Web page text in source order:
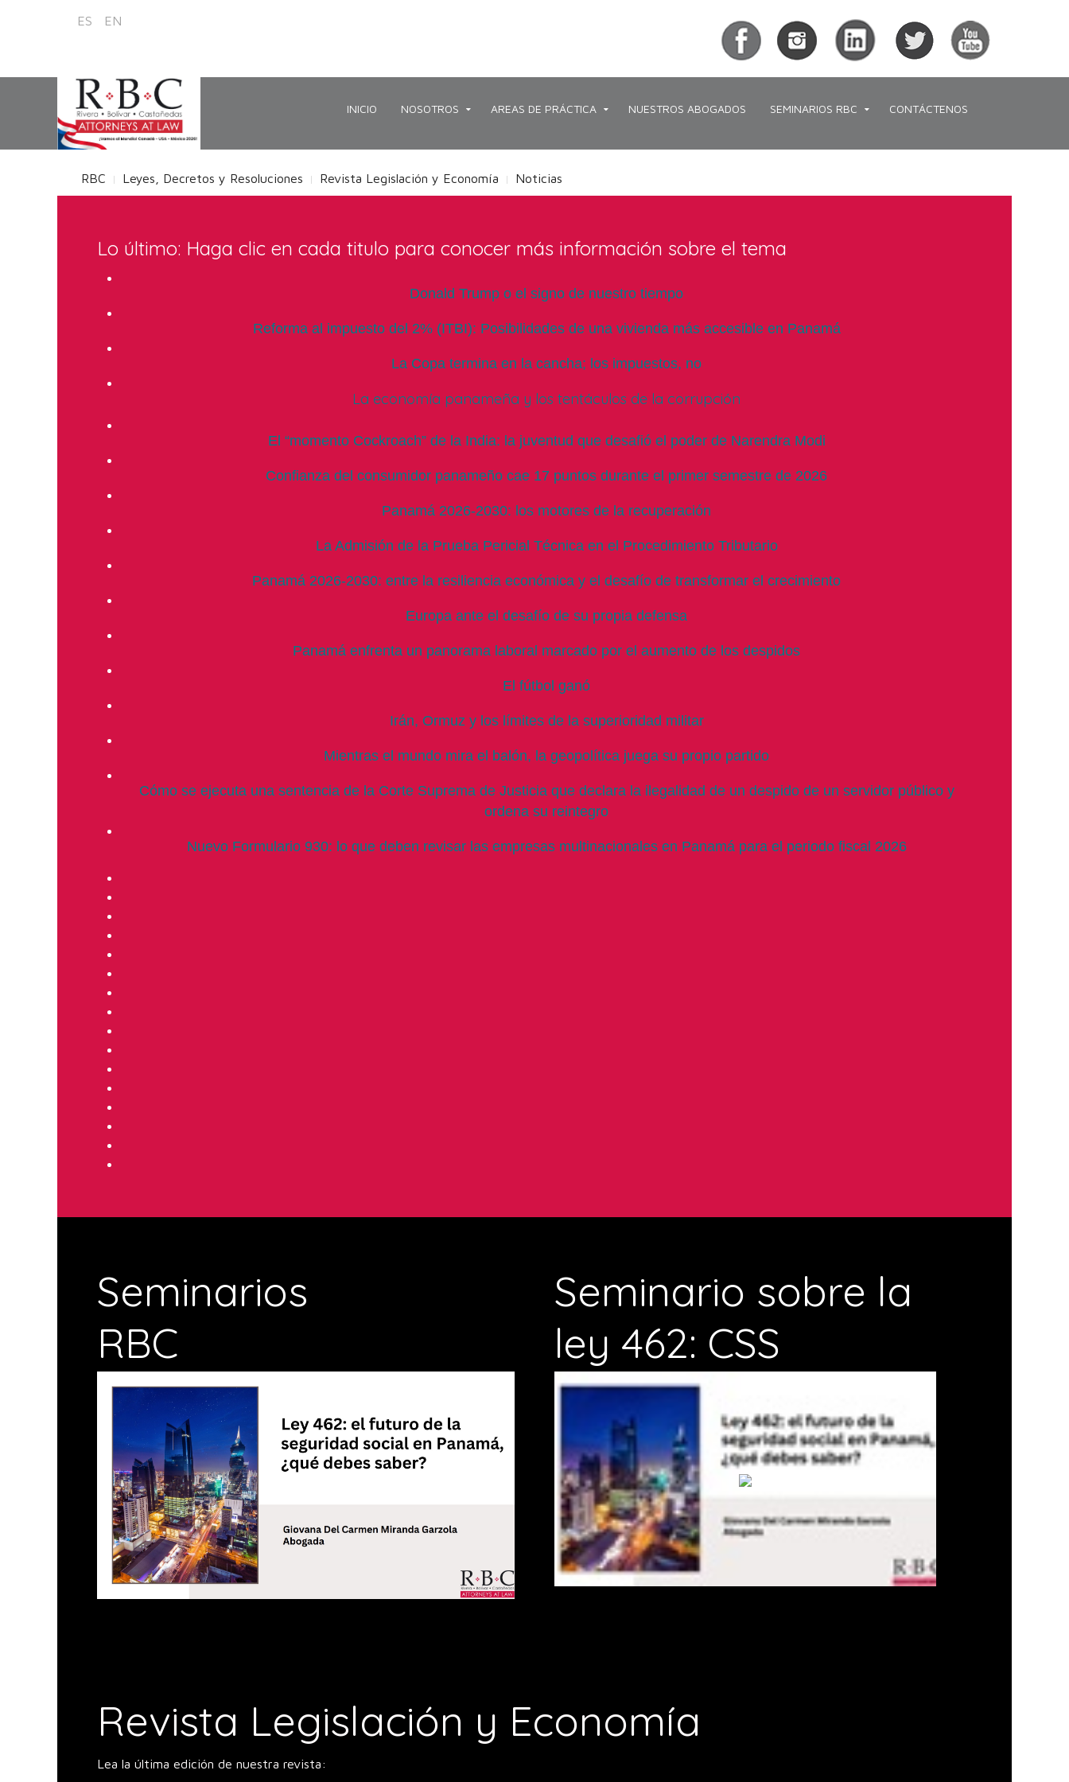
ES EN
INICIO NOSOTROS AREAS DE PRÁCTICA NUESTROS ABOGADOS SEMINARIOS RBC CONTÁCTENOS
RBC Leyes, Decretos y Resoluciones Revista Legislación y Economía Noticias
Lo último: Haga clic en cada titulo para conocer más información sobre el tema
Donald Trump o el signo de nuestro tiempo
Reforma al impuesto del 2% (ITBI): Posibilidades de una vivienda más accesible en Panamá
La Copa termina en la cancha; los impuestos, no
La economía panameña y los tentáculos de la corrupción
El “momento Cockroach” de la India: la juventud que desafió el poder de Narendra Modi
Confianza del consumidor panameño cae 17 puntos durante el primer semestre de 2026
Panamá 2026-2030: los motores de la recuperación
La Admisión de la Prueba Pericial Técnica en el Procedimiento Tributario
Panamá 2026-2030: entre la resiliencia económica y el desafío de transformar el crecimiento
Europa ante el desafío de su propia defensa
Panamá enfrenta un panorama laboral marcado por el aumento de los despidos
El fútbol ganó
Irán, Ormuz y los límites de la superioridad militar
Mientras el mundo mira el balón, la geopolítica juega su propio partido
Cómo se ejecuta una sentencia de la Corte Suprema de Justicia que declara la ilegalidad de un despido de un servidor público y
ordena su reintegro
Nuevo Formulario 930: lo que deben revisar las empresas multinacionales en Panamá para el periodo fiscal 2026
Seminarios
RBC
Seminario sobre la
ley 462: CSS
Revista Legislación y Economía
Lea la última edición de nuestra revista: